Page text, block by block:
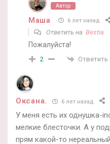
Автор
Маша 6 лет назад
Ответить на Bestia
Пожалуйста!
2 Ответить
Оксана. 6 лет назад
У меня есть их однушка-
мелкие блесточки. А у
прям какой-то